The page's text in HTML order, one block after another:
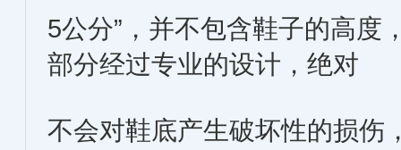
5公分”，并不包含鞋子的高度
部分经过专业的设计，绝对
不会对鞋底产生破坏性的损伤